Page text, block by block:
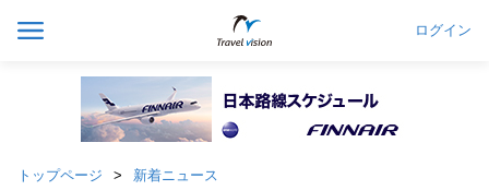
ログイン
トップページ 新着ニュース